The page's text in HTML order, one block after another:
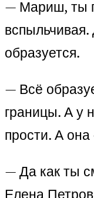
— Мариш, ты
образуется.
— Всё
границы. А у
прости. А
— Да как ты
Елена